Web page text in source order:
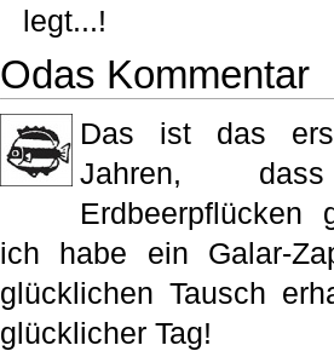
legt...!
Odas Kommentar
Das ist das
Jahren,
Erdbeerpflücken
ich habe ein Galar-
glücklichen Tausch
glücklicher Tag!